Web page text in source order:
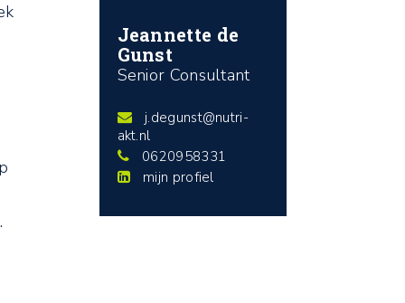
Jeannette de
Gunst
Senior Consultant
j.degunst@nutri-
akt.nl
0620958331
mijn profiel